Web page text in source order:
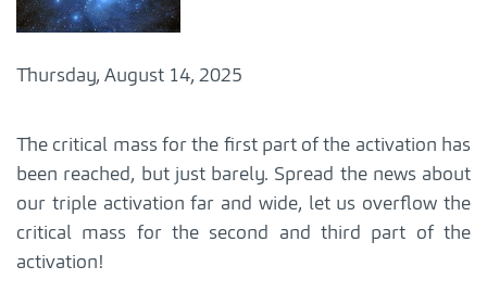
Thursday, August 14, 2025
The critical mass for the first part of the activation has
been reached, but just barely. Spread the news about
our triple activation far and wide, let us overflow the
critical mass for the second and third part of the
activation!